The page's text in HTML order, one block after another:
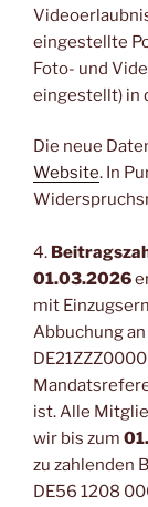
eingestellte
Foto- und
eingestellt) in
Die neue
Website. In
4.
01.03.2026
mit
Abbuchung
ist. Alle
wir bis zum
zu zahlenden
DE56 1208